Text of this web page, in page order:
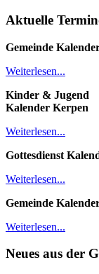
Aktuelle
Gemeinde
Weiterlesen...
Kinder & Jugend
Kalender Kerpen
Weiterlesen...
Gottesdienst
Weiterlesen...
Gemeinde
Weiterlesen...
Neues aus der